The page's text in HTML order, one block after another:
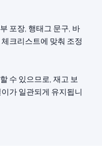
포장, 행태그 문구, 바
크리스트에 맞춰 조정
수 있으므로, 재고 보
가 일관되게 유지됩니